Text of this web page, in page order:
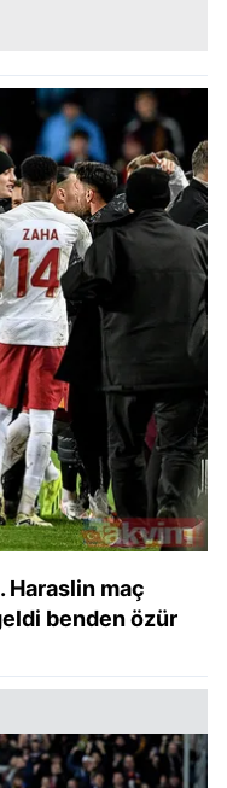
Haraslin maç
benden özür